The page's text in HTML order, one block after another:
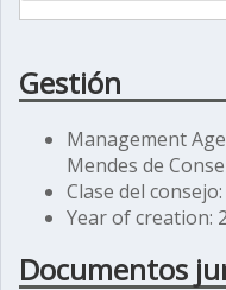
Gestión
Management
Mendes de
Clase del
Year of creation:
Documentos